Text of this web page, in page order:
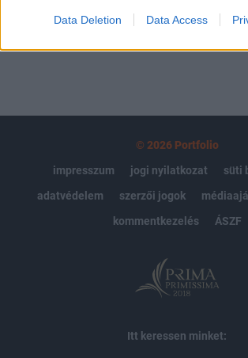
Data Deletion Data Access
MÁR ELŐFIZETŐNK VAGY?
© 2026 Portfolio
impresszum
jogi nyilatkozat
süti
adatvédelem
szerzői jogok
kommentkezelés
ÁSZF
Itt keressen minket: